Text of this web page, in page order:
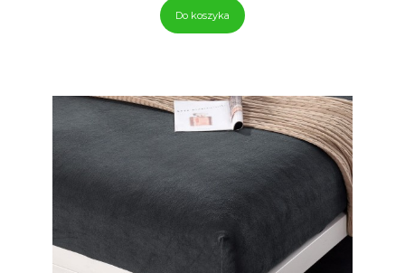
Do koszyka